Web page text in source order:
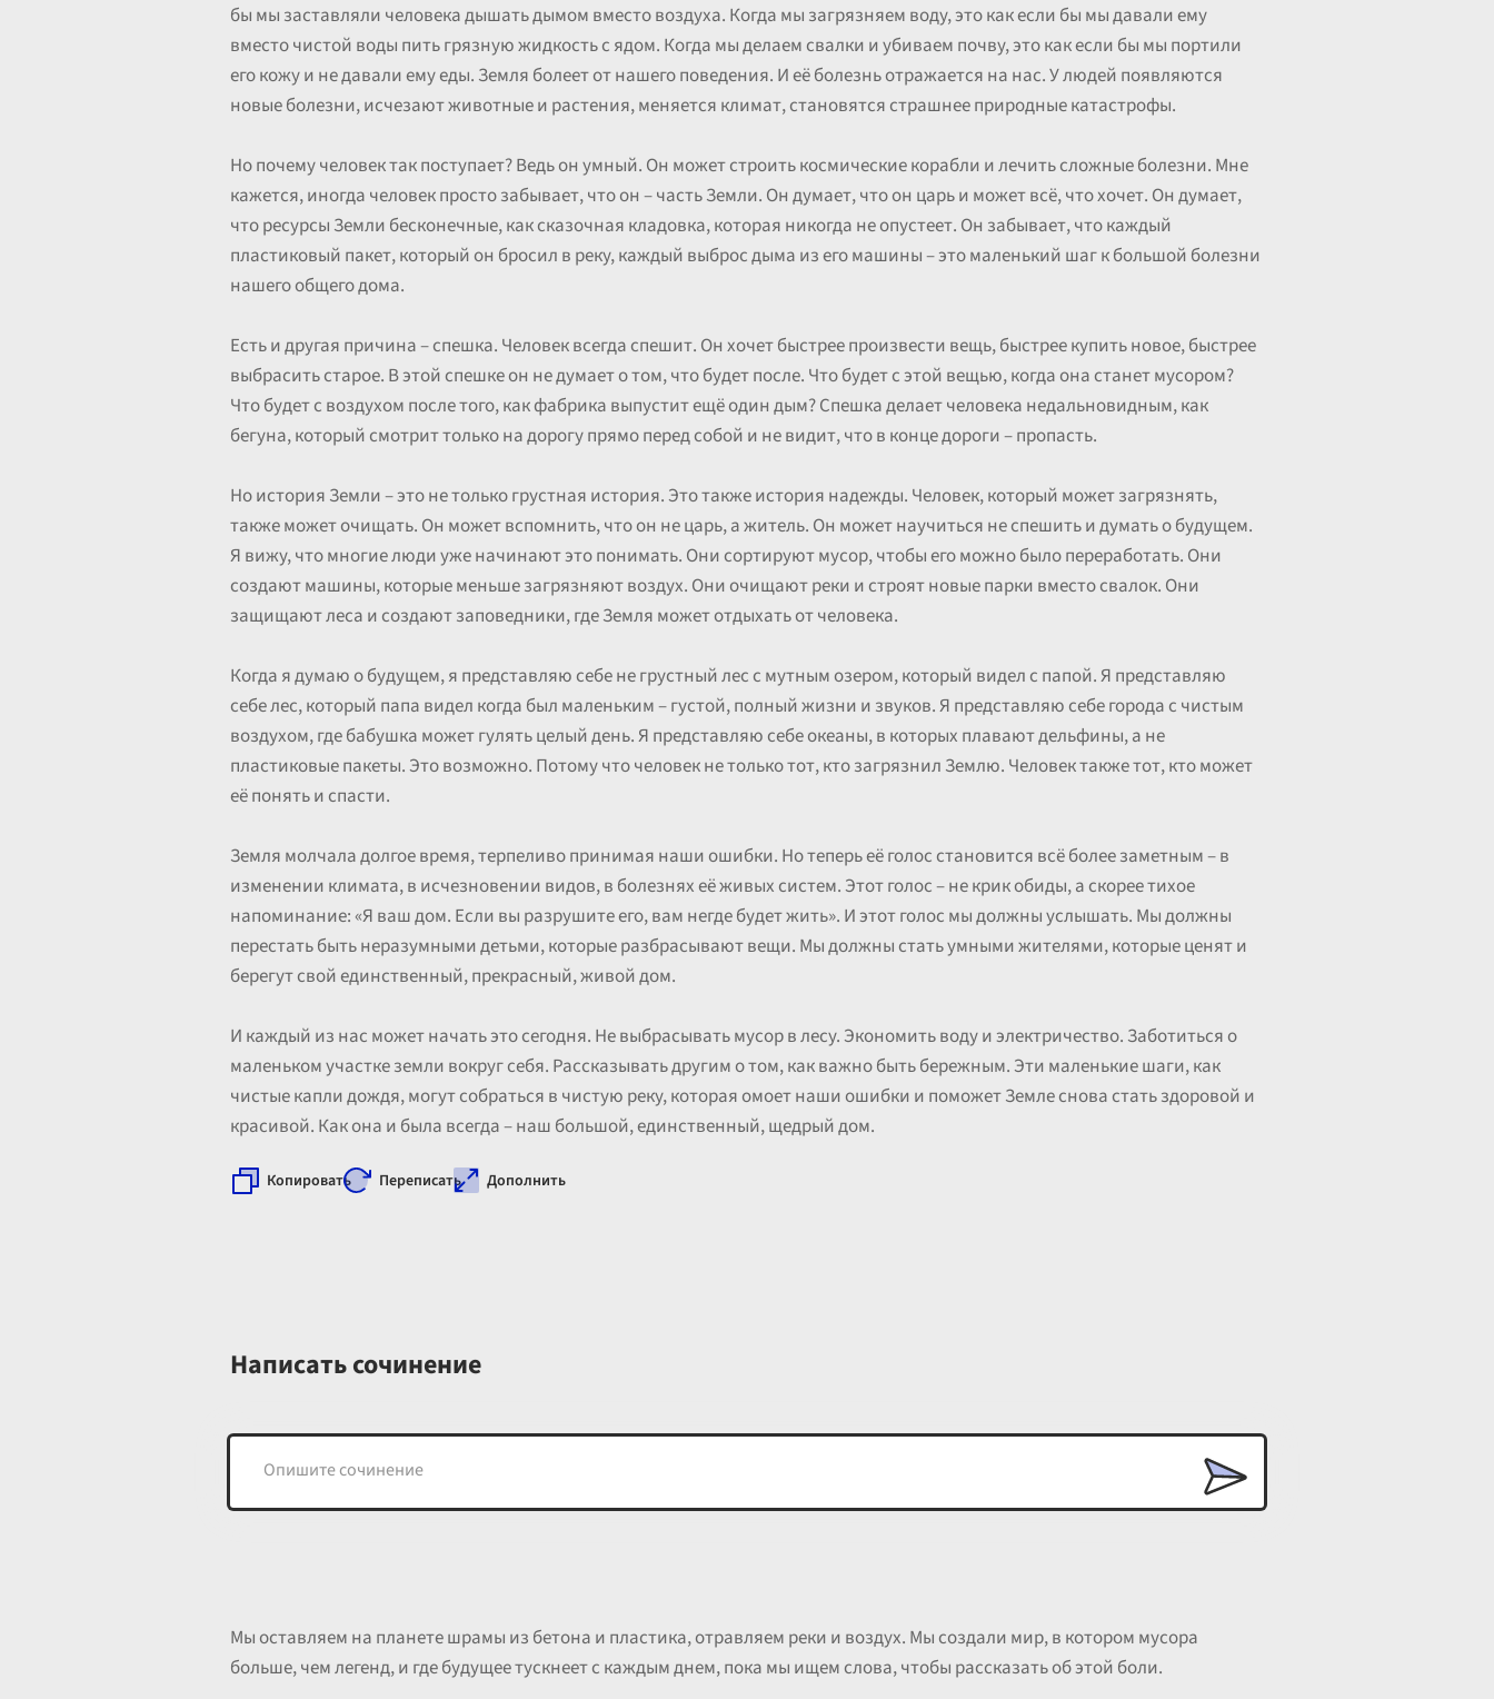
бы мы заставляли человека дышать дымом вместо воздуха. Когда мы загрязняем воду, это как если бы мы давали ему
вместо чистой воды пить грязную жидкость с ядом. Когда мы делаем свалки и убиваем почву, это как если бы мы портили
его кожу и не давали ему еды. Земля болеет от нашего поведения. И её болезнь отражается на нас. У людей появляются
новые болезни, исчезают животные и растения, меняется климат, становятся страшнее природные катастрофы.
Но почему человек так поступает? Ведь он умный. Он может строить космические корабли и лечить сложные болезни. Мне
кажется, иногда человек просто забывает, что он – часть Земли. Он думает, что он царь и может всё, что хочет. Он думает,
что ресурсы Земли бесконечные, как сказочная кладовка, которая никогда не опустеет. Он забывает, что каждый
пластиковый пакет, который он бросил в реку, каждый выброс дыма из его машины – это маленький шаг к большой болезни
нашего общего дома.
Есть и другая причина – спешка. Человек всегда спешит. Он хочет быстрее произвести вещь, быстрее купить новое, быстрее
выбрасить старое. В этой спешке он не думает о том, что будет после. Что будет с этой вещью, когда она станет мусором?
Что будет с воздухом после того, как фабрика выпустит ещё один дым? Спешка делает человека недальновидным, как
бегуна, который смотрит только на дорогу прямо перед собой и не видит, что в конце дороги – пропасть.
Но история Земли – это не только грустная история. Это также история надежды. Человек, который может загрязнять,
также может очищать. Он может вспомнить, что он не царь, а житель. Он может научиться не спешить и думать о будущем.
Я вижу, что многие люди уже начинают это понимать. Они сортируют мусор, чтобы его можно было переработать. Они
создают машины, которые меньше загрязняют воздух. Они очищают реки и строят новые парки вместо свалок. Они
защищают леса и создают заповедники, где Земля может отдыхать от человека.
Когда я думаю о будущем, я представляю себе не грустный лес с мутным озером, который видел с папой. Я представляю
себе лес, который папа видел когда был маленьким – густой, полный жизни и звуков. Я представляю себе города с чистым
воздухом, где бабушка может гулять целый день. Я представляю себе океаны, в которых плавают дельфины, а не
пластиковые пакеты. Это возможно. Потому что человек не только тот, кто загрязнил Землю. Человек также тот, кто может
её понять и спасти.
Земля молчала долгое время, терпеливо принимая наши ошибки. Но теперь её голос становится всё более заметным – в
изменении климата, в исчезновении видов, в болезнях её живых систем. Этот голос – не крик обиды, а скорее тихое
напоминание: «Я ваш дом. Если вы разрушите его, вам негде будет жить». И этот голос мы должны услышать. Мы должны
перестать быть неразумными детьми, которые разбрасывают вещи. Мы должны стать умными жителями, которые ценят и
берегут свой единственный, прекрасный, живой дом.
И каждый из нас может начать это сегодня. Не выбрасывать мусор в лесу. Экономить воду и электричество. Заботиться о
маленьком участке земли вокруг себя. Рассказывать другим о том, как важно быть бережным. Эти маленькие шаги, как
чистые капли дождя, могут собраться в чистую реку, которая омоет наши ошибки и поможет Земле снова стать здоровой и
красивой. Как она и была всегда – наш большой, единственный, щедрый дом.
Копировать Переписать Дополнить
Написать сочинение
Мы оставляем на планете шрамы из бетона и пластика, отравляем реки и воздух. Мы создали мир, в котором мусора
больше, чем легенд, и где будущее тускнеет с каждым днем, пока мы ищем слова, чтобы рассказать об этой боли.